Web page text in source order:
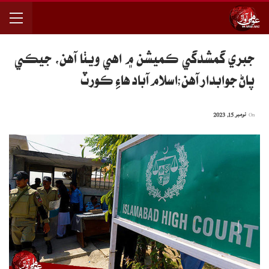
جبري گمشدگي ڪميشن ۾ اهي ويٺا آهن، جيڪي
پاڻ جوابدار آهن;اسلام آباد هاءِ ڪورٽ